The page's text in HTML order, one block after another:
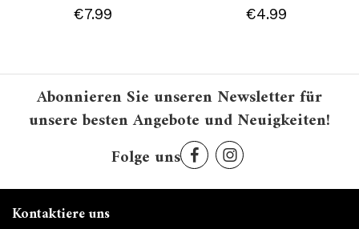
€7.99 €4.99
Abonnieren Sie unseren Newsletter für
unsere besten Angebote und Neuigkeiten!
Folge uns
Kontaktiere uns